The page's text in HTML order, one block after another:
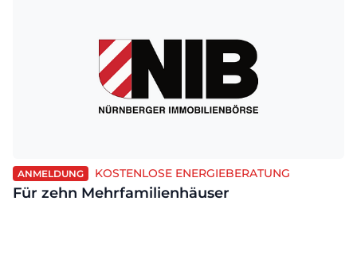
ANMELDUNG KOSTENLOSE ENERGIEBERATUNG
Für zehn Mehrfamilienhäuser